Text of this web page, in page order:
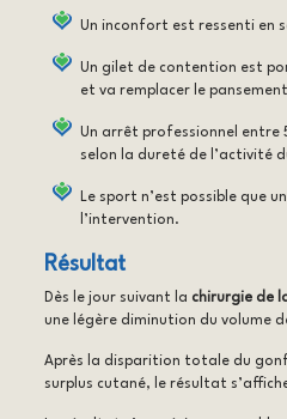
Un inconfort est ressenti en
Un gilet de contention est
et va remplacer le
Un arrêt professionnel entre
selon la dureté de l’activité
Le sport n’est possible que
l’intervention.
Résultat
Dès le jour suivant la chirurgie de
une légère diminution du volume
Après la disparition totale du
surplus cutané, le résultat